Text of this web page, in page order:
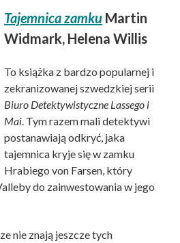
Tajemnica zamku Martin
Widmark, Helena Willis
To książka z bardzo popularnej i
zekranizowanej szwedzkiej serii
Biuro Detektywistyczne Lassego i
Mai . Tym razem mali detektywi
postanawiają odkryć, jaka
tajemnica kryje się w zamku
Hrabiego von Farsen, który
do zainwestowania w jego
nie znają jeszcze tych